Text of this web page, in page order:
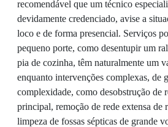
recomendável que um técnico
devidamente credenciado, avise a
loco e de forma presencial. Serviços
pequeno porte, como desentupir um
pia de cozinha, têm naturalmente um
enquanto intervenções complexas, de
complexidade, como desobstrução de
principal, remoção de rede extensa de
limpeza de fossas sépticas de grande